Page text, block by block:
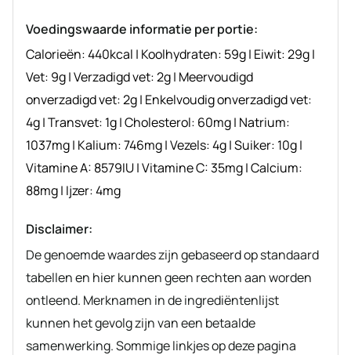
Voedingswaarde informatie per portie:
Calorieën:440kcal | Koolhydraten: 59g| Eiwit:29g|
Vet: 9g|Verzadigd vet:2g| Meervoudigd
onverzadigd vet:2g| Enkelvoudig onverzadigd vet:
4g|Transvet: 1g|Cholesterol: 60mg| Natrium:
1037mg| Kalium:746mg|Vezels:4g|Suiker: 10g|
Vitamine A: 8579IU|Vitamine C:35mg|Calcium:
88mg| Ijzer:4mg
Disclaimer:
De genoemde waardes zijn gebaseerd op standaard
tabellen en hier kunnen geen rechten aan worden
ontleend. Merknamen in de ingrediëntenlijst
kunnen het gevolg zijn van een betaalde
samenwerking. Sommige linkjes op deze pagina